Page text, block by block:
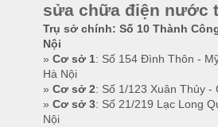
sửa chữa điện nước
Trụ sở chính: Số 10 Thành
Nội
» Cơ sở 1: Số 154 Đình Thôn -
Hà Nội
» Cơ sở 2: Số 1/123 Xuân Thủy -
» Cơ sở 3: Số 21/219 Lạc Long
Nội